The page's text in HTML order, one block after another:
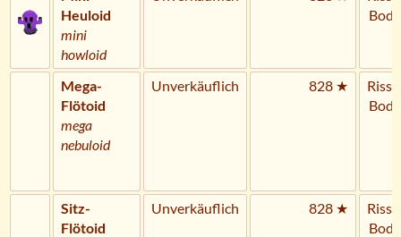
Heuloid
mini
howloid
Mega-
Flötoid
mega
nebuloid
Unverkäuflich 828 ★
Riss
Sitz-
Flötoid
Unverkäuflich 828 ★
Riss